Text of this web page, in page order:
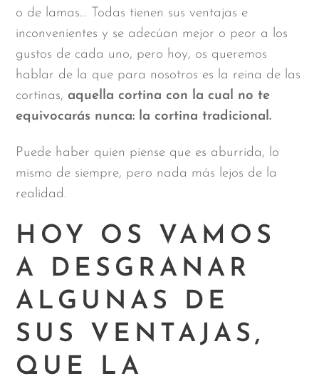
o de lamas… Todas tienen sus ventajas e
inconvenientes y se adecúan mejor o peor a los
gustos de cada uno, pero hoy, os queremos
hablar de la que para nosotros es la reina de las
cortinas,aquella cortina con la cual no te
equivocarás nunca: la cortina tradicional.
Puede haber quien piense que es aburrida, lo
mismo de siempre, pero nada más lejos de la
realidad.
HOY OS VAMOS
A DESGRANAR
ALGUNAS DE
SUS VENTAJAS,
QUE LA